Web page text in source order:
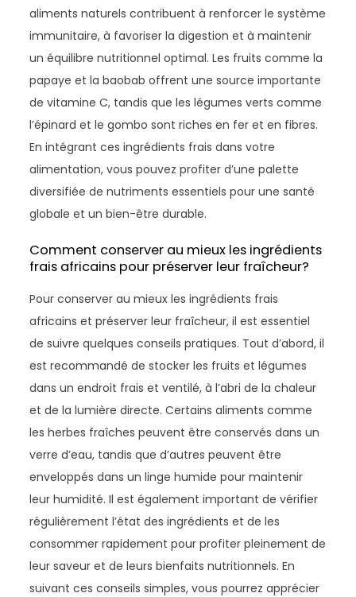
aliments naturels contribuent à renforcer le système
immunitaire, à favoriser la digestion et à maintenir
un équilibre nutritionnel optimal. Les fruits comme la
papaye et la baobab offrent une source importante
de vitamine C, tandis que les légumes verts comme
l’épinard et le gombo sont riches en fer et en fibres.
En intégrant ces ingrédients frais dans votre
alimentation, vous pouvez profiter d’une palette
diversifiée de nutriments essentiels pour une santé
globale et un bien-être durable.
Comment conserver au mieux les ingrédients
frais africains pour préserver leur fraîcheur?
Pour conserver au mieux les ingrédients frais
africains et préserver leur fraîcheur, il est essentiel
de suivre quelques conseils pratiques. Tout d’abord, il
est recommandé de stocker les fruits et légumes
dans un endroit frais et ventilé, à l’abri de la chaleur
et de la lumière directe. Certains aliments comme
les herbes fraîches peuvent être conservés dans un
verre d’eau, tandis que d’autres peuvent être
enveloppés dans un linge humide pour maintenir
leur humidité. Il est également important de vérifier
régulièrement l’état des ingrédients et de les
consommer rapidement pour profiter pleinement de
leur saveur et de leurs bienfaits nutritionnels. En
suivant ces conseils simples, vous pourrez apprécier